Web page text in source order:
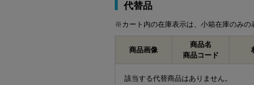
代替品
※カート内の在庫表示は、小箱在庫のみの
商品画像
商品名
商品コード
該当する代替商品はありません。